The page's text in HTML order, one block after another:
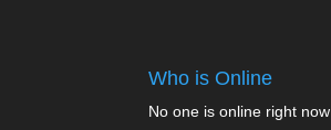
Who is Online
No one is online right now